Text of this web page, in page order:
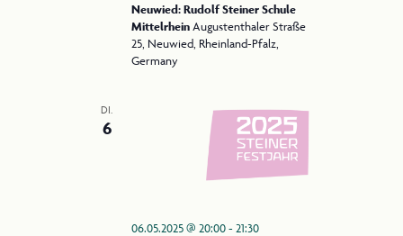
Steiners
Leben
&
Wirken“
„Kooperation
Zusammenspiel“
Neuwied: Rudolf Steiner Schule
Mittelrhein Augustenthaler Straße
25, Neuwied, Rheinland-Pfalz,
Germany
DI.
6
06.05.2025 @ 20:00-21:30